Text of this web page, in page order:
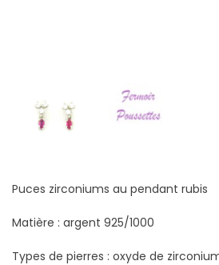
Puces zirconiums au pendant rubis
Matière : argent 925/1000
Types de pierres : oxyde de